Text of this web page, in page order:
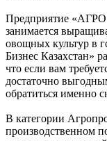
Предприятие «АГРО
занимается
овощных культур в
Бизнес Казахстан»
что если вам
достаточно
обратиться именно
В категории
производственном